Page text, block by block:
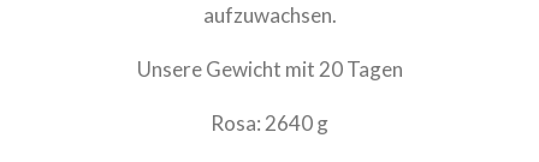
aufzuwachsen.
Unsere Gewicht mit 20 Tagen
Rosa: 2640 g